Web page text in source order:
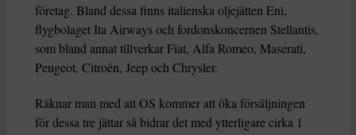
företag. Bland dessa finns italienska oljejätten Eni,
flygbolaget Ita Airways och fordonskoncernen Stellantis,
som bland annat tillverkar Fiat, Alfa Romeo, Maserati,
Peugeot, Citroën, Jeep och Chrysler.
Räknar man med att OS kommer att öka försäljningen
för dessa tre jättar så bidrar det med ytterligare cirka 1